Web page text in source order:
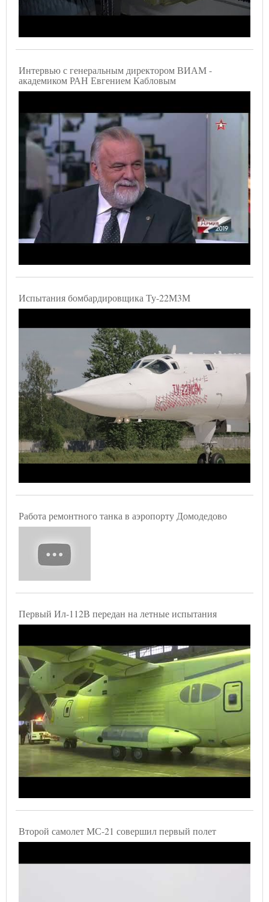
Интервью с генеральным директором ВИАМ -
академиком РАН Евгением Кабловым
Испытания бомбардировщика Ту-22М3М
Работа ремонтного танка в аэропорту Домодедово
Первый Ил-112В передан на летные испытания
Второй самолет МС-21 совершил первый полет